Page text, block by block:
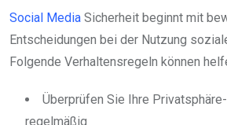
Social Media Sicherheit beginnt mit
Entscheidungen bei der Nutzung
Folgende Verhaltensregeln können
Überprüfen Sie Ihre
regelmäßig